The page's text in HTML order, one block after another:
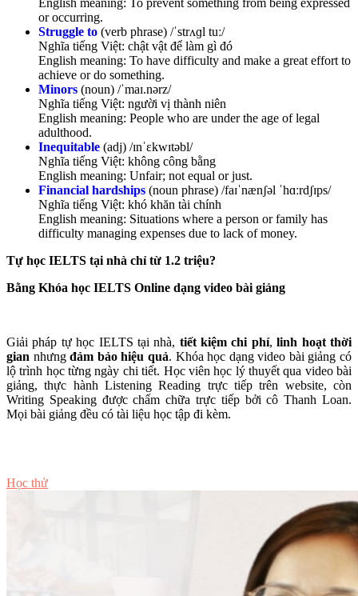
or occurring.
Struggle to (verb phrase) /ˈstrʌɡl tuː/
Nghĩa tiếng Việt: chật vật để làm gì đó
English meaning: To have difficulty and make a great effort to
achieve or do something.
Minors (noun) /ˈmaɪ.nərz/
Nghĩa tiếng Việt: người vị thành niên
English meaning: People who are under the age of legal
adulthood.
Inequitable (adj) /ɪnˈɛkwɪtəbl/
Nghĩa tiếng Việt: không công bằng
English meaning: Unfair; not equal or just.
Financial hardships (noun phrase) /faɪˈnænʃəl ˈhɑːrdʃɪps/
Nghĩa tiếng Việt: khó khăn tài chính
English meaning: Situations where a person or family has
difficulty managing expenses due to lack of money.
Tự học IELTS tại nhà chỉ từ 1.2 triệu?
Bằng Khóa học IELTS Online dạng video bài giảng
Giải pháp tự học IELTS tại nhà, tiết kiệm chi phí, linh hoạt thời
gian nhưngđảm bảo hiệu quả. Khóa học dạng video bài giảng có
lộ trình học từng ngày chi tiết. Học viên học lý thuyết qua video bài
giảng, thực hành Listening Reading trực tiếp trên website, còn
Writing Speaking được chấm chữa trực tiếp bởi cô Thanh Loan.
Mọi bài giảng đều có tài liệu học tập đi kèm.
Học thử